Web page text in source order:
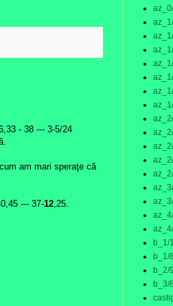
- 38 --- 3-5/24
am mari speraţe că
--- 37-12,25.
b_1/
b_1/8
b_2/9
b_3/8